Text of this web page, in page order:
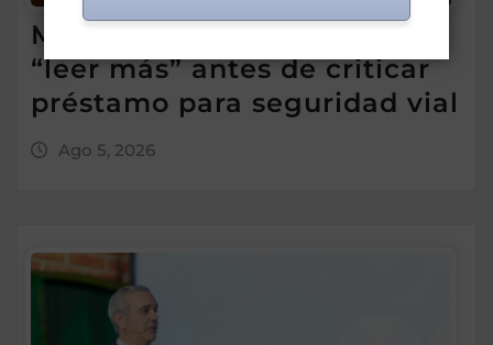
Morrison insta a diputados a
“leer más” antes de criticar
préstamo para seguridad vial
Ago 5, 2026